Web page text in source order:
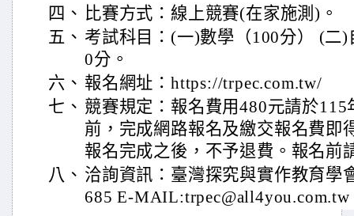
四、 比賽方式：線上競賽(在家施測)。
五、 考試科目：(一)數學（100分） (二
0分。
六、 報名網址：https://trpec.com.tw/
七、 競賽規定：報名費用480元請於
前，完成網路報名及繳交報名費即
報名完成之後，不予退費。報名前
八、 洽詢資訊：臺灣探究與實作教育學
685 E-MAIL:trpec@all4you.com.tw